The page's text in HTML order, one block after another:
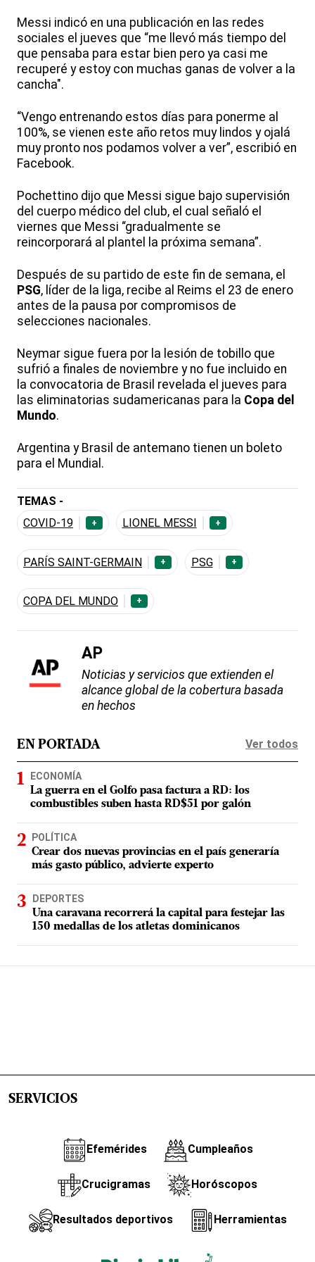
Messi indicó en una publicación en las redes
sociales el jueves que “me llevó más tiempo del
que pensaba para estar bien pero ya casi me
recuperé y estoy con muchas ganas de volver a la
cancha".
“Vengo entrenando estos días para ponerme al
100%, se vienen este año retos muy lindos y ojalá
muy pronto nos podamos volver a ver”, escribió en
Facebook.
Pochettino dijo que Messi sigue bajo supervisión
del cuerpo médico del club, el cual señaló el
viernes que Messi “gradualmente se
reincorporará al plantel la próxima semana”.
Después de su partido de este fin de semana, el
PSG, líder de la liga, recibe al Reims el 23 de enero
antes de la pausa por compromisos de
selecciones nacionales.
Neymar sigue fuera por la lesión de tobillo que
sufrió a finales de noviembre y no fue incluido en
la convocatoria de Brasil revelada el jueves para
las eliminatorias sudamericanas para la Copa del
Mundo.
Argentina y Brasil de antemano tienen un boleto
para el Mundial.
TEMAS -
COVID-19
+ LIONEL MESSI +
PARÍS SAINT-GERMAIN + PSG +
COPA DEL MUNDO +
AP
Noticias y servicios que extienden el
alcance global de la cobertura basada
en hechos
EN PORTADA Ver todos
ECONOMÍA
La guerra en el Golfo pasa factura a RD: los
combustibles suben hasta RD$51 por galón
POLÍTICA
Crear dos nuevas provincias en el país generaría
más gasto público, advierte experto
DEPORTES
Una caravana recorrerá la capital para festejar las
150 medallas de los atletas dominicanos
SERVICIOS
Efemérides Cumpleaños
Crucigramas Horóscopos
Resultados deportivos Herramientas